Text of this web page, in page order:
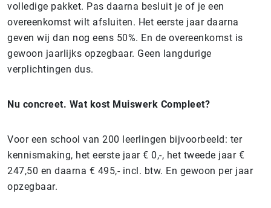
volledige pakket. Pas daarna besluit je of je een
overeenkomst wilt afsluiten. Het eerste jaar daarna
geven wij dan nog eens 50%. En de overeenkomst is
gewoon jaarlijks opzegbaar. Geen langdurige
verplichtingen dus.
Nu concreet. Wat kost Muiswerk Compleet?
Voor een school van 200 leerlingen bijvoorbeeld: ter
kennismaking, het eerste jaar € 0,-, het tweede jaar €
247,50 en daarna € 495,- incl. btw. En gewoon per jaar
opzegbaar.